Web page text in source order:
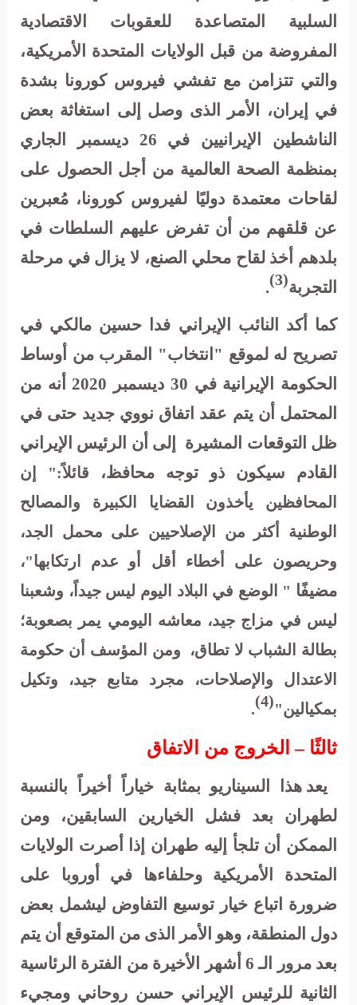
السلبية المتصاعدة للعقوبات الاقتصادية
المفروضة من قبل الولايات المتحدة الأمريكية،
والتي تتزامن مع تفشي فيروس كورونا بشدة
في إيران، الأمر الذى وصل إلى استغاثة بعض
الناشطين الإيرانيين في 26 ديسمبر الجاري
بمنظمة الصحة العالمية من أجل الحصول على
لقاحات معتمدة دوليًا لفيروس كورونا، مُعبرين
عن قلقهم من أن تفرض عليهم السلطات في
بلدهم أخذ لقاح محلي الصنع، لا يزال في مرحلة
التجربة(3)
.
كما أكد النائب الإيراني فدا حسين مالكي في
تصريح له لموقع "انتخاب" المقرب من أوساط
الحكومة الإيرانية في 30 ديسمبر 2020 أنه من
المحتمل أن يتم عقد اتفاق نووي جديد حتى في
ظل التوقعات المشيرة
إلى أن الرئيس الإيراني
القادم سيكون ذو توجه محافظ، قائلاً:" إن
المحافظين يأخذون القضايا الكبيرة والمصالح
الوطنية أكثر من الإصلاحيين على محمل الجد،
وحريصون على أخطاء أقل أو عدم ارتكابها"،
مضيفًا " الوضع في البلاد اليوم ليس جيداً، وشعبنا
ليس في مزاج جيد، معاشه اليومي يمر بصعوبة؛
بطالة الشباب لا تطاق،
ومن المؤسف أن حكومة
الاعتدال والإصلاحات، مجرد متابع جيد، وتكيل
بمكيالين"(4)
.
ثالثًا – الخروج من الاتفاق
يعد هذا السيناريو بمثابة خياراً أخيراً بالنسبة
لطهران بعد فشل الخيارين السابقين، ومن
الممكن أن تلجأ إليه طهران إذا أصرت الولايات
المتحدة الأمريكية وحلفاءها في أوروبا على
ضرورة اتباع خيار توسيع التفاوض ليشمل بعض
دول المنطقة، وهو الأمر الذى من المتوقع أن يتم
بعد مرور الـ 6 أشهر الأخيرة من الفترة الرئاسية
الثانية للرئيس الإيراني حسن روحاني ومجيء